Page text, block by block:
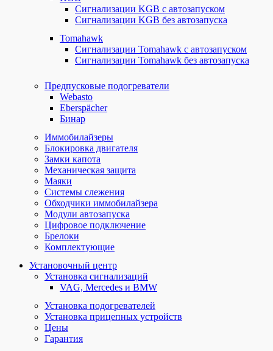
Сигнализации KGB с автозапуском
Сигнализации KGB без автозапуска
Tomahawk
Сигнализации Tomahawk с автозапуском
Сигнализации Tomahawk без автозапуска
Предпусковые подогреватели
Webasto
Eberspächer
Бинар
Иммобилайзеры
Блокировка двигателя
Замки капота
Механическая защита
Маяки
Системы слежения
Обходчики иммобилайзера
Модули автозапуска
Цифровое подключение
Брелоки
Комплектующие
Установочный центр
Установка сигнализаций
VAG, Mercedes и BMW
Установка подогревателей
Установка прицепных устройств
Цены
Гарантия